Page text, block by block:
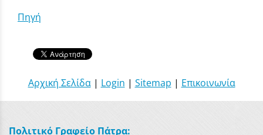
Πηγή
Αρχική Σελίδα| Login | Sitemap | Επικοινωνία
Πολιτικό Γραφείο Πάτρα: